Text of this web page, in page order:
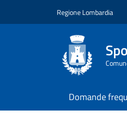
Regione Lombardia
Domande